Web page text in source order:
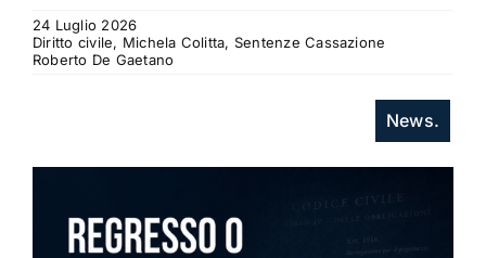
24 Luglio 2026
Diritto civile, Michela Colitta, Sentenze Cassazione
Roberto De Gaetano
News.